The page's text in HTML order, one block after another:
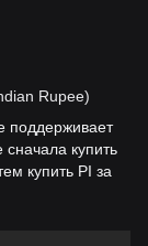
Rupee)
поддерживает
купить
купить PI за